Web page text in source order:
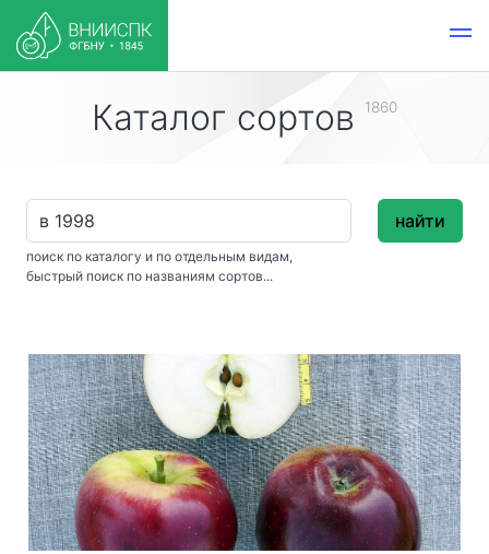
Каталог сортов 1860
поиск по каталогу и по отдельным видам,
быстрый поиск по названиям сортов...
найти